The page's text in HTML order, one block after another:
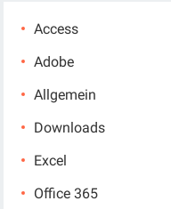
Access
Adobe
Allgemein
Downloads
Excel
Office 365